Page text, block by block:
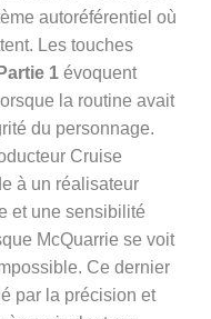
autoréférentiel où
Les touches
1 évoquent
la routine avait
du personnage.
Cruise
à un réalisateur
et une sensibilité
McQuarrie se voit
Ce dernier
par la précision et